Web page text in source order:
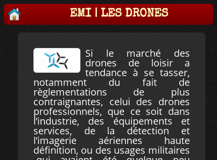
EMI | LES DRONES
Si le marché des
drones de loisir a
tendance à se tasser,
notamment du fait de
règlementations de plus
contraignantes, celui des drones
professionnels, que ce soit dans
l’industrie, des équipements et
services, de la détection et
l’imagerie aériennes haute
définition, ou des usages militaires